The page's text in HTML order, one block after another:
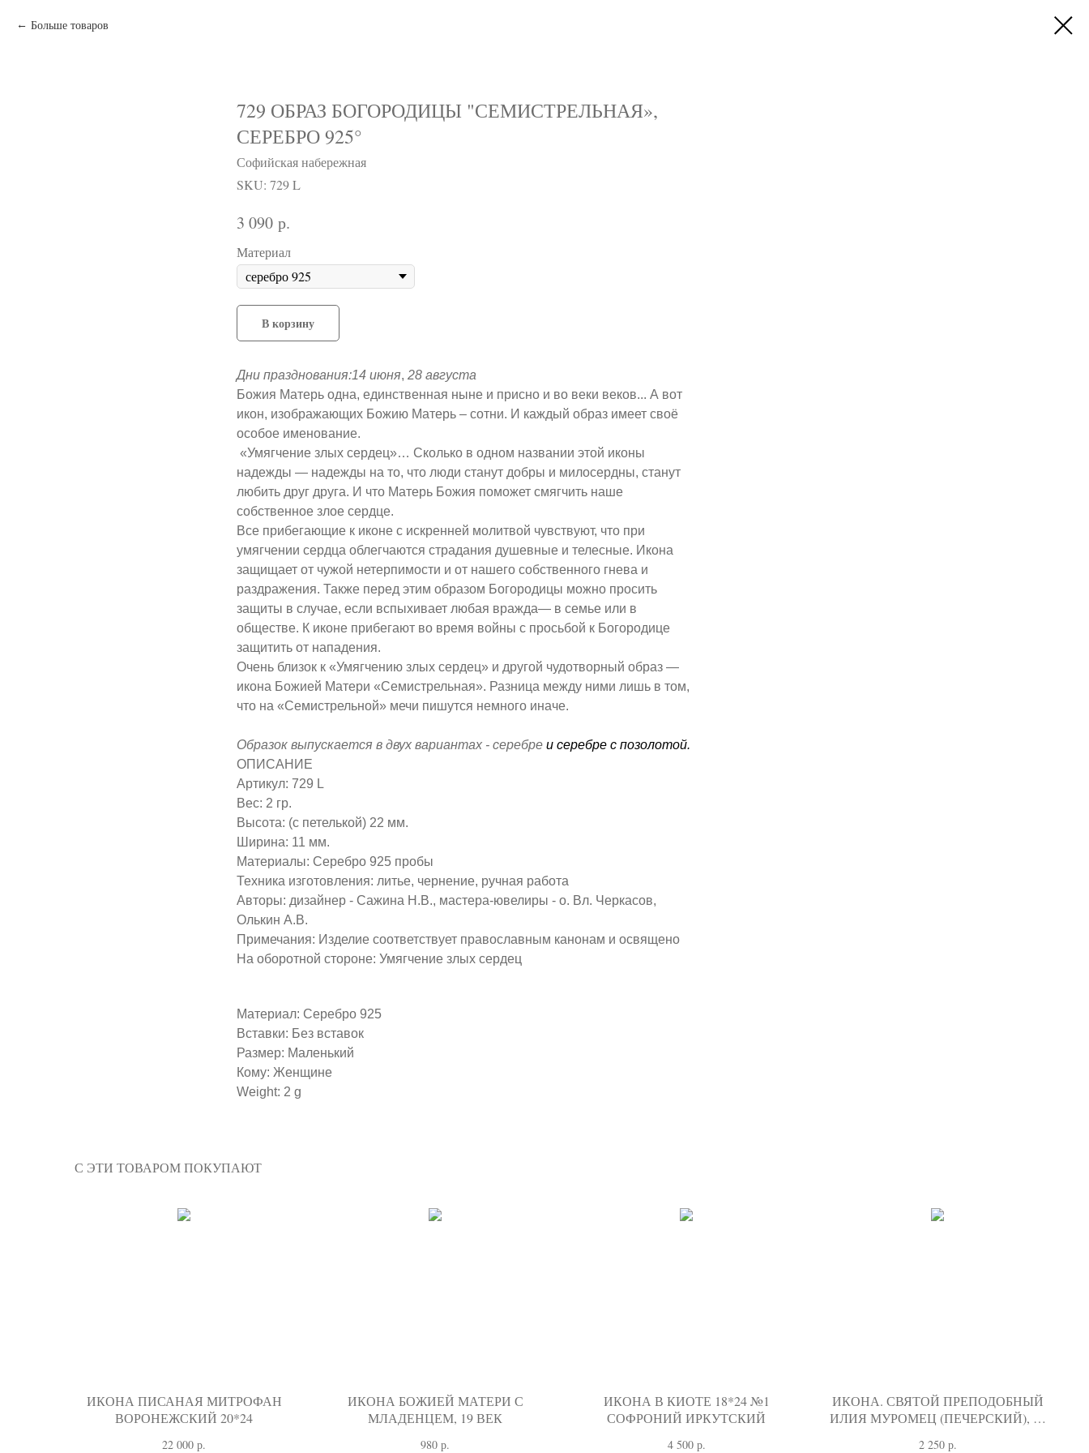
Больше товаров
729 ОБРАЗ БОГОРОДИЦЫ "СЕМИСТРЕЛЬНАЯ»,
СЕРЕБРО 925°
Софийская набережная
SKU: 729 L
3 090 р.
Материал
В корзину
Дни празднования:14 июня, 28 августа
Божия Матерь одна, единственная ныне и присно и во веки веков... А вот
икон, изображающих Божию Матерь – сотни. И каждый образ имеет своё
особое именование.
«Умягчение злых сердец»… Сколько в одном названии этой иконы
надежды — надежды на то, что люди станут добры и милосердны, станут
любить друг друга. И что Матерь Божия поможет смягчить наше
собственное злое сердце.
Все прибегающие к иконе с искренней молитвой чувствуют, что при
умягчении сердца облегчаются страдания душевные и телесные. Икона
защищает от чужой нетерпимости и от нашего собственного гнева и
раздражения. Также перед этим образом Богородицы можно просить
защиты в случае, если вспыхивает любая вражда— в семье или в
обществе. К иконе прибегают во время войны с просьбой к Богородице
защитить от нападения.
Очень близок к «Умягчению злых сердец» и другой чудотворный образ —
икона Божией Матери «Семистрельная». Разница между ними лишь в том,
что на «Семистрельной» мечи пишутся немного иначе.
Образок выпускается в двух вариантах - серебре и серебре с позолотой.
ОПИСАНИЕ
Артикул: 729 L
Вес: 2 гр.
Высота: (с петелькой) 22 мм.
Ширина: 11 мм.
Материалы: Серебро 925 пробы
Техника изготовления: литье, чернение, ручная работа
Авторы: дизайнер - Сажина Н.В., мастера-ювелиры - о. Вл. Черкасов,
Олькин А.В.
Примечания: Изделие соответствует православным канонам и освящено
На оборотной стороне: Умягчение злых сердец
Материал: Серебро 925
Вставки: Без вставок
Размер: Маленький
Кому: Женщине
Weight: 2 g
С ЭТИ ТОВАРОМ ПОКУПАЮТ
ИКОНА ПИСАНАЯ МИТРОФАН
ВОРОНЕЖСКИЙ 20*24
22 000 р.
ИКОНА БОЖИЕЙ МАТЕРИ С
МЛАДЕНЦЕМ, 19 ВЕК
980 р.
ИКОНА В КИОТЕ 18*24 №1
СОФРОНИЙ ИРКУТСКИЙ
4 500 р.
ИКОНА. СВЯТОЙ ПРЕПОДОБНЫЙ
ИЛИЯ МУРОМЕЦ (ПЕЧЕРСКИЙ), 21
2 250 р.